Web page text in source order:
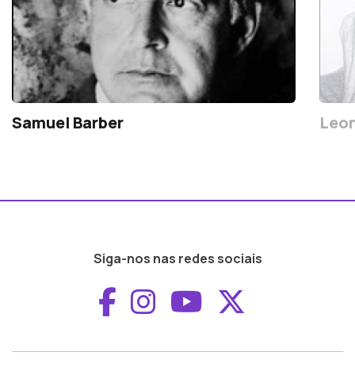
Samuel Barber
Siga-nos nas redes sociais
Aceder ao
Aceder ao
Aceder ao